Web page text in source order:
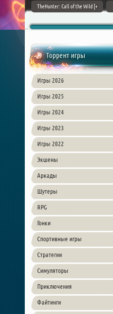
(2017)
TheHunter: Call of the Wild [+
Торрент игры
Игры 2026
Игры 2025
Игры 2024
Игры 2023
Игры 2022
Экшены
Аркады
Шутеры
RPG
Гонки
Спортивные игры
Стратегии
Симуляторы
Приключения
Файтинги